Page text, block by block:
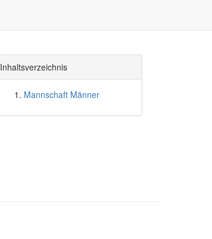
Inhaltsverzeichnis
Mannschaft Männer